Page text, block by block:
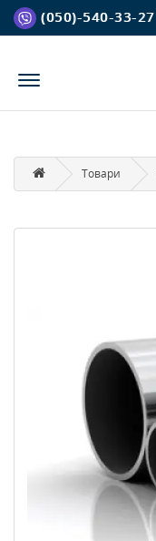
(050)-540-33-27
Товари